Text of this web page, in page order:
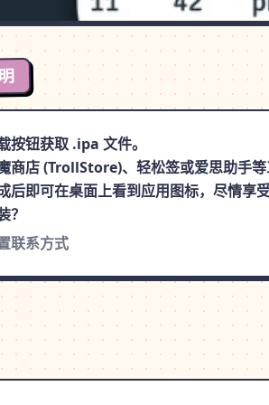
按钮获取 .ipa 文件。
商店 (TrollStore)、轻松签或爱思助手
后即可在桌面上看到应用图标，尽情享
？
联系方式